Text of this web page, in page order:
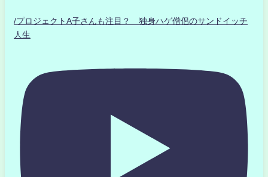
/プロジェクトA子さんも注目？ 独身ハゲ僧侶のサンドイッチ
人生